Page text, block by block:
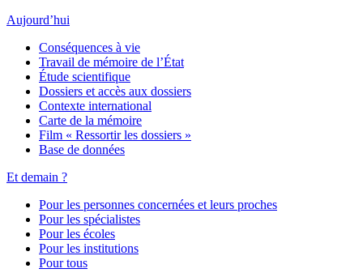
Aujourd’hui
Conséquences à vie
Travail de mémoire de l’État
Étude scientifique
Dossiers et accès aux dossiers
Contexte international
Carte de la mémoire
Film « Ressortir les dossiers »
Base de données
Et demain ?
Pour les personnes concernées et leurs proches
Pour les spécialistes
Pour les écoles
Pour les institutions
Pour tous